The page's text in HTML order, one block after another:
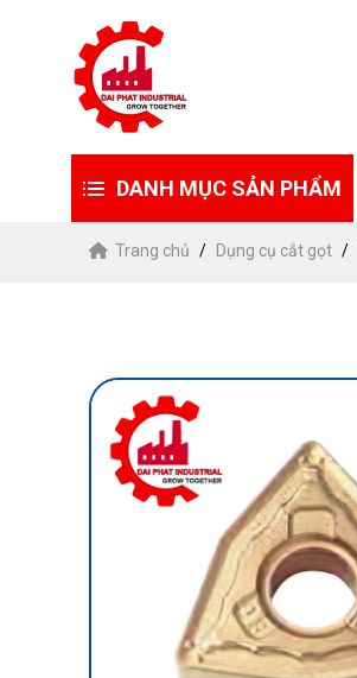
DANH MỤC SẢN PHẨM
Trang chủ Dụng cụ cắt gọt